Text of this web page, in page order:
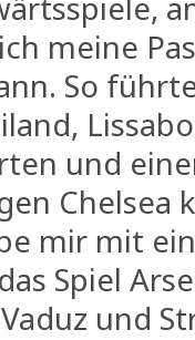
meine
So
und
mir mit
Spiel
und